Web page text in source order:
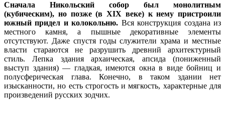
Сначала Никольский собор был монолитным
(кубическим), но позже (в XIX веке) к нему пристроили
южный придел и колокольню. Вся конструкция создана из
местного камня, а пышные декоративные элементы
отсутствуют. Даже спустя годы служители храма и местные
власти стараются не разрушить древний архитектурный
стиль. Лепка здания архаическая, апсида (пониженный
выступ здания) — гладкая, имеются окна в виде бойниц и
полусферическая глава. Конечно, в таком здании нет
изысканности, но есть строгость и мягкость, характерные для
произведений русских зодчих.